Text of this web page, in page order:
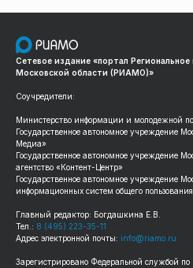
Сетевое издание «портал
Московской области (РИАМО)»
Соучредители:
Министерство информации и молодежной
Государственное автономное учреждение
Медиа»
Государственное автономное учреждение
агентство «Контент-Центр»
Государственное автономное учреждение
информационных систем общего
Главный редактор: Богдашкина Е.В.
Тел.: 8 (495) 223-35-11
Адрес электронной почты: info@riamo.ru
Зарегистрировано Федеральной службой по